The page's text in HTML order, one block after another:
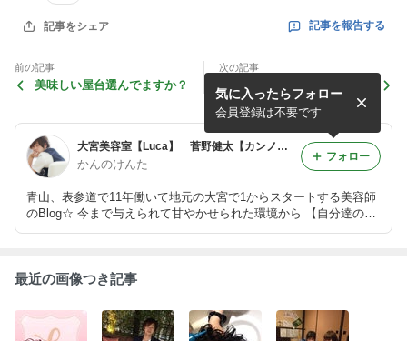
記事をシェア 記事を報告する
前の記事
美味しい屋台選んでますか？
次の記事
うぁぁぁー！！！
大宮美容室【Luca】 菅野健太【カンノケンタ】
かんのけんた
青山、表参道で11年働いて地元の大宮で1からスタートする美容師
のBlog☆ 今まで与えられて甘やかせられた環境から 【自分達の力
気に入ったらフォロー
会員登録は不要です
フォロー
最近の画像つき記事